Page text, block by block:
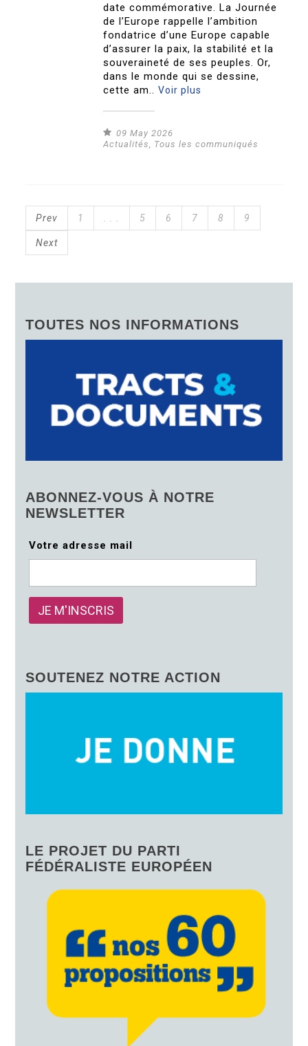
date commémorative. La Journée
de l’Europe rappelle l’ambition
fondatrice d’une Europe capable
d’assurer la paix, la stabilité et la
souveraineté de ses peuples. Or,
dans le monde qui se dessine,
cette am..Voir plus
09 May 2026
Actualités
Tous les communiqués
Prev 1 5 6 7 8 9
Next
TOUTES NOS INFORMATIONS
ABONNEZ-VOUS À NOTRE
NEWSLETTER
Votre adresse mail
SOUTENEZ NOTRE ACTION
LE PROJET DU PARTI
FÉDÉRALISTE EUROPÉEN